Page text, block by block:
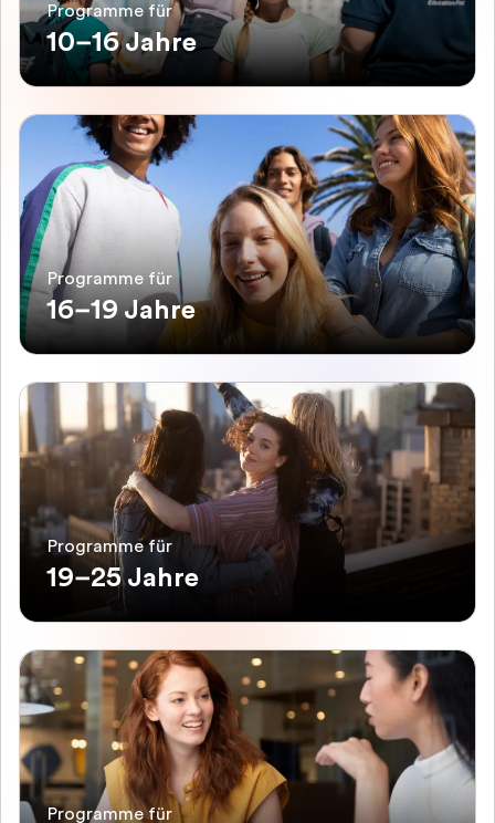
Programme für
10–16 Jahre
Programme für
16–19 Jahre
Programme für
19–25 Jahre
Programme für